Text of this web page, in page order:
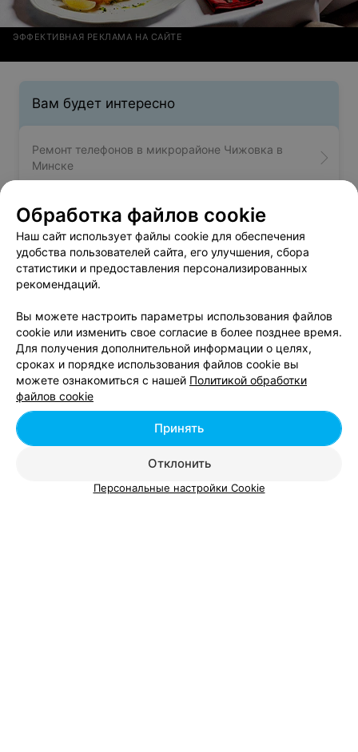
ЭФФЕКТИВНАЯ РЕКЛАМА НА САЙТЕ
Вам будет интересно
Ремонт телефонов в микрорайоне Чижовка в
Минске
Ремонт телефонов в микрорайоне Шабаны в
Минске
Ремонт телефонов в м-р Аэродромная в Минске
Добавить компанию
Добавить специалиста
Обработка файлов cookie
Наш сайт использует файлы cookie для обеспечения
удобства пользователей сайта, его улучшения, сбора
статистики и предоставления персонализированных
рекомендаций.
Вы можете настроить параметры использования файлов
cookie или изменить свое согласие в более позднее время.
Для получения дополнительной информации о целях,
сроках и порядке использования файлов cookie вы
можете ознакомиться с нашей Политикой обработки
файлов cookie
Отклонить
Принять
Персональные настройки Cookie